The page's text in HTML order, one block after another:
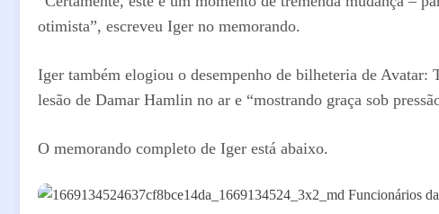
otimista”, escreveu Iger no memorando.
Iger também elogiou o desempenho de bilheteria de
lesão de Damar Hamlin no ar e “mostrando graça sob
O memorando completo de Iger está abaixo.